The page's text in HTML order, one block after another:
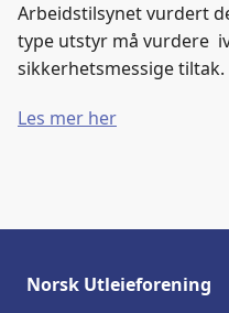
Arbeidstilsynet vurdert
type utstyr må vurdere
sikkerhetsmessige tiltak.
Les mer her
Norsk Utleieforening